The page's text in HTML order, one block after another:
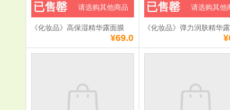
《化妆品》高保湿精华露面膜
¥69.0
已售罄 请选购其他商品
《化妆品》弹力润肤精华
已售罄 请选购其他